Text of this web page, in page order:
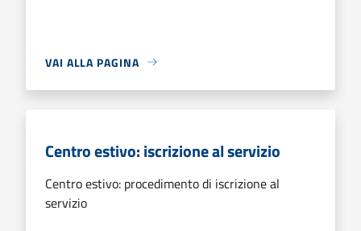
VAI ALLA PAGINA
Centro estivo: iscrizione al servizio
Centro estivo: procedimento di iscrizione al
servizio